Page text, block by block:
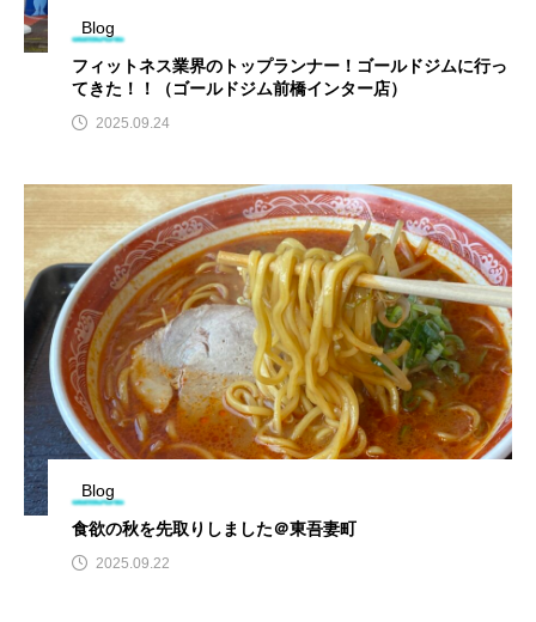
Blog
フィットネス業界のトップランナー！ゴールドジムに行っ
てきた！！（ゴールドジム前橋インター店）
2025.09.24
Blog
食欲の秋を先取りしました＠東吾妻町
2025.09.22